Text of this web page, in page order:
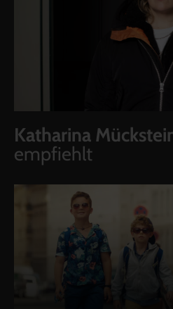
Gutscheine
Account
Katharina
empfiehlt